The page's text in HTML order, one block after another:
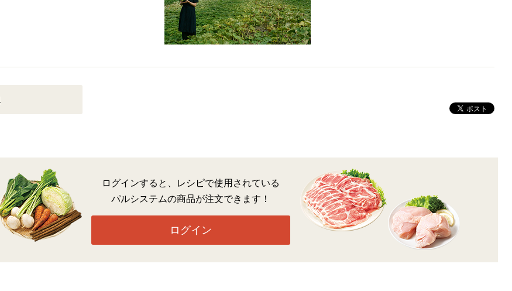
ログインすると、レシピで使用されている
パルシステムの商品が注文できます！
ログイン